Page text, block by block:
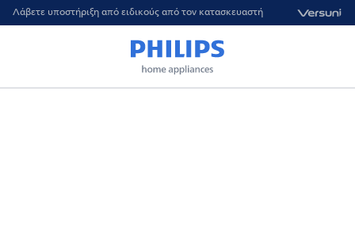
Λάβετε υποστήριξη από ειδικούς από τον κατασκευαστή